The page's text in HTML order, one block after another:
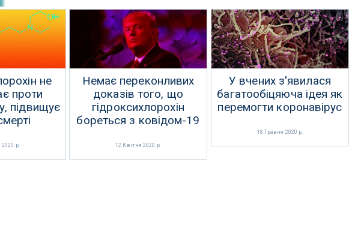
не
проти
підвищує
2020 р.
Немає переконливих
доказів того, що
гідроксихлорохін
бореться з ковідом-19
12 Квітня 2020 р.
У вчених з'явилася
багатообіцяюча ідея як
перемогти коронавірус
18 Травня 2020 р.